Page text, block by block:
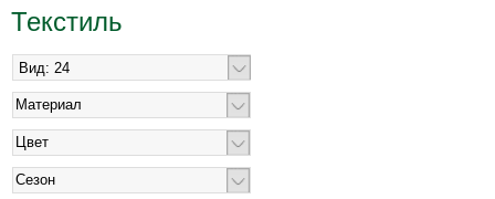
Текстиль
Материал
Цвет
Сезон